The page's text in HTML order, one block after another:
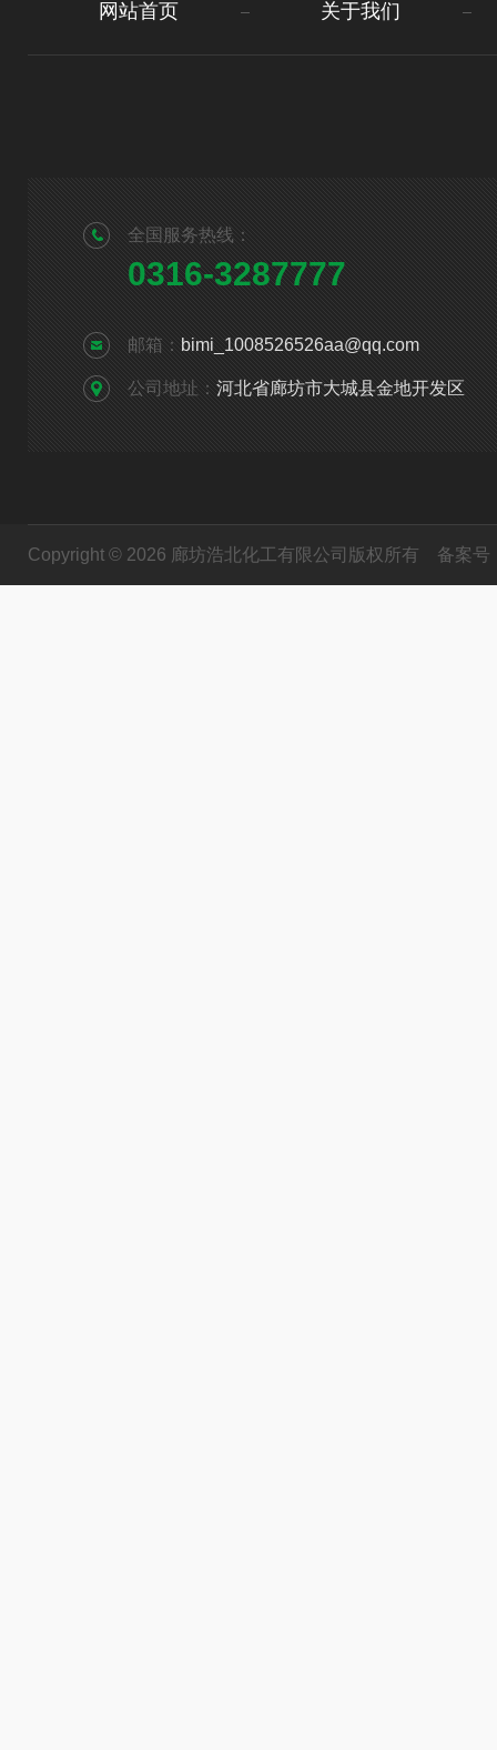
网站首页 关于我们
全国服务热线：
0316-3287777
邮箱： bimi_1008526526aa@qq.com
公司地址： 河北省廊坊市大城县金地开发区
Copyright © 2026 廊坊浩北化工有限公司版权所有 备案号